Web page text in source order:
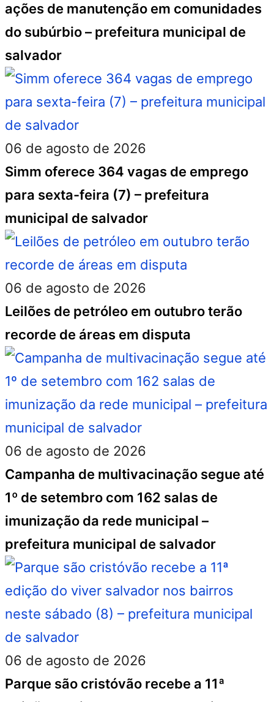
ações de manutenção em comunidades
do subúrbio – prefeitura municipal de
salvador
06 de agosto de 2026
Simm oferece 364 vagas de emprego
para sexta-feira (7) – prefeitura
municipal de salvador
06 de agosto de 2026
Leilões de petróleo em outubro terão
recorde de áreas em disputa
06 de agosto de 2026
Campanha de multivacinação segue até
1º de setembro com 162 salas de
imunização da rede municipal –
prefeitura municipal de salvador
06 de agosto de 2026
Parque são cristóvão recebe a 11ª